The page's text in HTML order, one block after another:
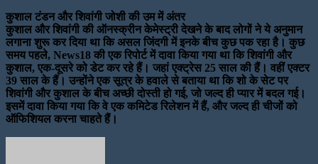
कुशाल टंडन और शिवांगी जोशी की उम में अंतर
कुशाल और शिवांगी की ऑनस्क्रीन केमेस्ट्री देखने के बाद लोगों ने ये अनुमान
लगाना शुरू कर दिया था कि असल जिंदगी में इनके बीच कुछ पक रहा है। कुछ
समय पहले, News18 की एक रिपोर्ट में दावा किया गया था कि शिवांगी और
कुशाल, एक-दूसरे को डेट कर रहे हैं। जहां एक्ट्रेस 25 साल की हैं। वहीं एक्टर
39 साल के हैं। उन्होंने एक सूत्र के हवाले से बताया था कि शो के सेट पर
शिवांगी और कुशाल के बीच अच्छी दोस्ती हो गई, जो जल्द ही प्यार में बदल गई।
इसमें दावा किया गया कि वे एक कमिटेड रिलेशन में हैं, और जल्द ही चीजों को
ऑफिशियल करना चाहते हैं।